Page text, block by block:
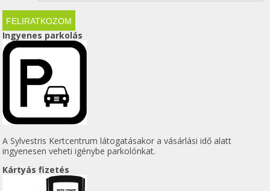
Ingyenes parkolás
A Sylvestris Kertcentrum látogatásakor a vásárlási idő alatt
ingyenesen veheti igénybe parkolónkat.
Kártyás fizetés